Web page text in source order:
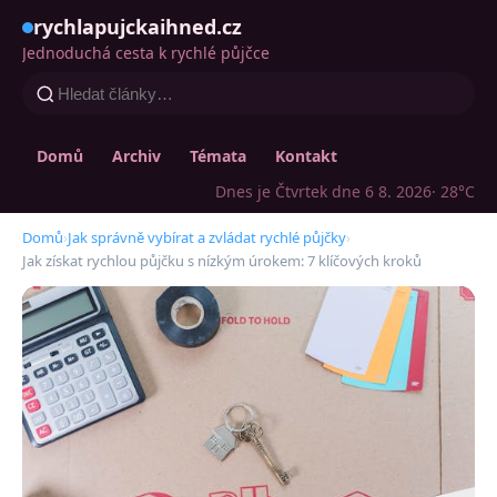
rychlapujckaihned.cz
Jednoduchá cesta k rychlé půjčce
Domů Archiv Témata
Kontakt
Dnes je Čtvrtek dne 6 8. 2026· 28°C
Domů›Jak správně vybírat a zvládat rychlé půjčky›
Jak získat rychlou půjčku s nízkým úrokem: 7 klíčových kroků